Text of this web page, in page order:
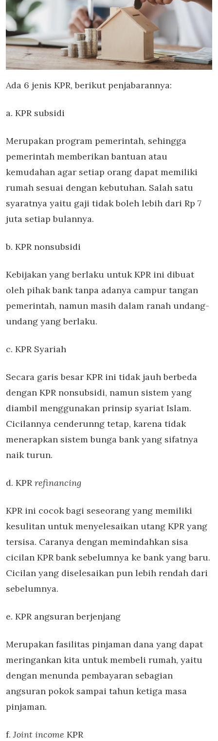
Ada 6 jenis KPR, berikut penjabarannya:
a. KPR subsidi
Merupakan program pemerintah, sehingga
pemerintah memberikan bantuan atau
kemudahan agar setiap orang dapat memiliki
rumah sesuai dengan kebutuhan. Salah satu
syaratnya yaitu gaji tidak boleh lebih dari Rp 7
juta setiap bulannya.
b. KPR nonsubsidi
Kebijakan yang berlaku untuk KPR ini dibuat
oleh pihak bank tanpa adanya campur tangan
pemerintah, namun masih dalam ranah undang-
undang yang berlaku.
c. KPR Syariah
Secara garis besar KPR ini tidak jauh berbeda
dengan KPR nonsubsidi, namun sistem yang
diambil menggunakan prinsip syariat Islam.
Cicilannya cenderunng tetap, karena tidak
menerapkan sistem bunga bank yang sifatnya
naik turun.
d. KPR refinancing
KPR ini cocok bagi seseorang yang memiliki
kesulitan untuk menyelesaikan utang KPR yang
tersisa. Caranya dengan memindahkan sisa
cicilan KPR bank sebelumnya ke bank yang baru.
Cicilan yang diselesaikan pun lebih rendah dari
sebelumnya.
e. KPR angsuran berjenjang
Merupakan fasilitas pinjaman dana yang dapat
meringankan kita untuk membeli rumah, yaitu
dengan menunda pembayaran sebagian
angsuran pokok sampai tahun ketiga masa
pinjaman.
f.Joint income KPR